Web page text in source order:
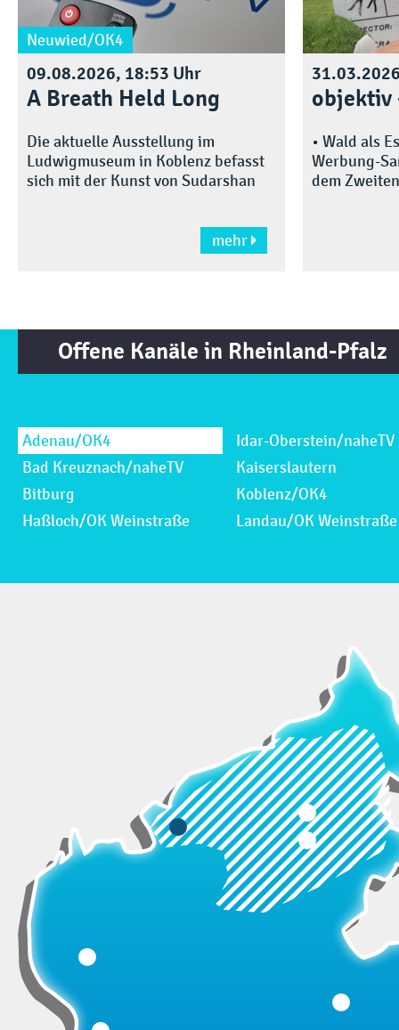
Neuwied/OK4
09.08.2026, 18:53 Uhr
A Breath Held Long
Die aktuelle Ausstellung im
Ludwigmuseum in Koblenz befasst
sich mit der Kunst von Sudarshan
mehr 
objektiv
• Wald als
Werbung-
dem
Offene Kanäle in Rheinland-Pfalz
Adenau/OK4
Bad Kreuznach/naheTV
Bitburg
Haßloch/OK Weinstraße
Idar-Oberstein/naheTV
Kaiserslautern
Koblenz/OK4
Landau/OK Weinstraße